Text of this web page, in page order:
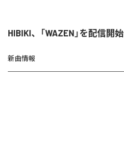
HIBIKI、「WAZEN」を配信開始
新曲情報